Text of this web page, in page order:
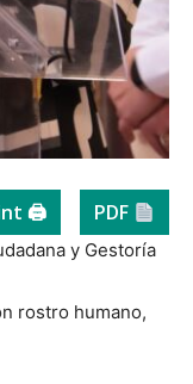
🖨 PDF
y Gestoría
rostro humano,